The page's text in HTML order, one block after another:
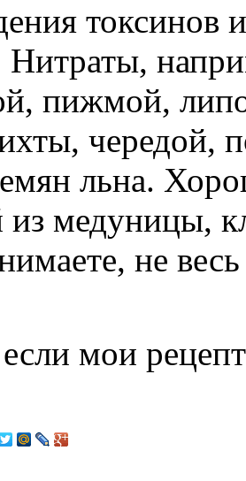
токсинов
Нитраты,
пижмой,
чередой,
льна.
из медуницы,
не
мои